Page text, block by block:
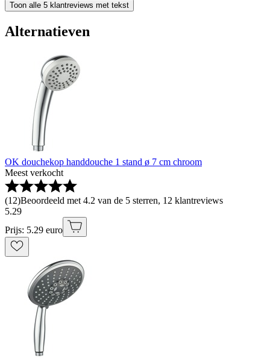
Toon alle 5 klantreviews met tekst
Alternatieven
OK douchekop handdouche 1 stand ø 7 cm chroom
Meest verkocht
(12)Beoordeeld met 4.2 van de 5 sterren, 12 klantreviews
5.29
Prijs: 5.29 euro